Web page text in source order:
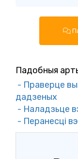
Падобныя
- Праверце
дадзеных
- Наладзьце
- Перанесці